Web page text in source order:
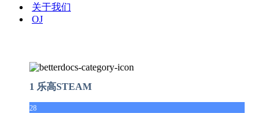
关于我们
OJ
1 乐高STEAM
28